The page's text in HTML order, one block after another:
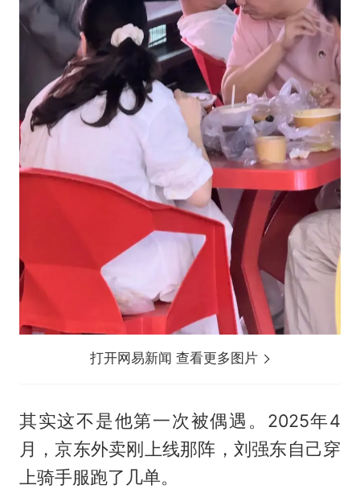
打开网易新闻 查看更多图片
其实这不是他第一次被偶遇。2025年4
月，京东外卖刚上线那阵，刘强东自己穿
上骑手服跑了几单。